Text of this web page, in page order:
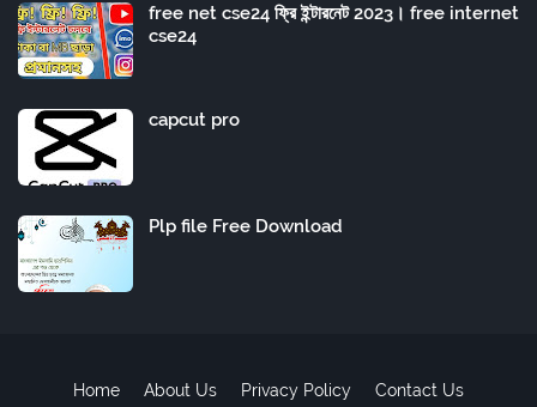
free net cse24 ফ্রি ইন্টারনেট 2023। free internet
cse24
capcut pro
Plp file Free Download
Home About Us Privacy Policy Contact Us